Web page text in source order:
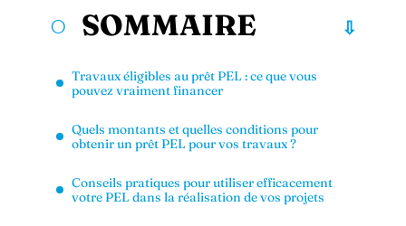
SOMMAIRE
Travaux éligibles au prêt PEL : ce que vous
pouvez vraiment financer
Quels montants et quelles conditions pour
obtenir un prêt PEL pour vos travaux ?
Conseils pratiques pour utiliser efficacement
votre PEL dans la réalisation de vos projets